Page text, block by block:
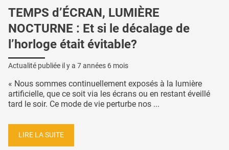
TEMPS d’ÉCRAN, LUMIÈRE
NOCTURNE : Et si le décalage de
l’horloge était évitable?
Actualité publiée il y a 7 années 6 mois
« Nous sommes continuellement exposés à la lumière
artificielle, que ce soit via les écrans ou en restant éveillé
tard le soir. Ce mode de vie perturbe nos ...
LIRE LA SUITE